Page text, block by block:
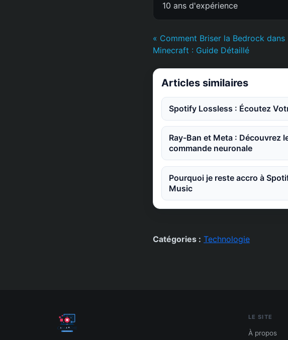
10 ans d'expérience
« Comment Briser la Bedrock dans
Minecraft : Guide Détaillé
Articles similaires
Spotify Lossless : Écoutez
Ray-Ban et Meta : Découvrez
commande neuronale
Pourquoi je reste accro à
Music
Catégories : Technologie
LE SITE
À propos